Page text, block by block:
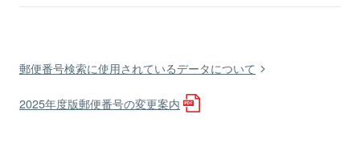
郵便番号検索に使用されているデータについて
2025年度版郵便番号の変更案内